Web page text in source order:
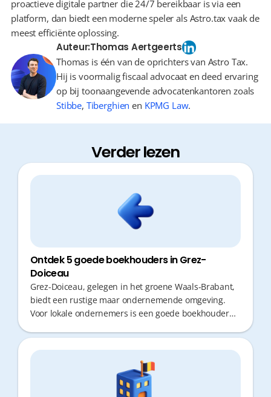
proactieve digitale partner die 24/7 bereikbaar is via een
platform, dan biedt een moderne speler als Astro.tax vaak de
meest efficiënte oplossing.
Auteur:Thomas Aertgeerts
Thomas is één van de oprichters van Astro Tax.
Hij is voormalig fiscaal advocaat en deed ervaring
op bij toonaangevende advocatenkantoren zoals
Stibbe, Tiberghien en KPMG Law.
Verder lezen
Ontdek 5 goede boekhouders in Grez-
Doiceau
Grez-Doiceau, gelegen in het groene Waals-Brabant,
biedt een rustige maar ondernemende omgeving.
Voor lokale ondernemers is een goede boekhouder
administratie. In het complexe Belgische fiscale
landschap maken proactief advies en snelle
responstijden het verschil tussen overleven en